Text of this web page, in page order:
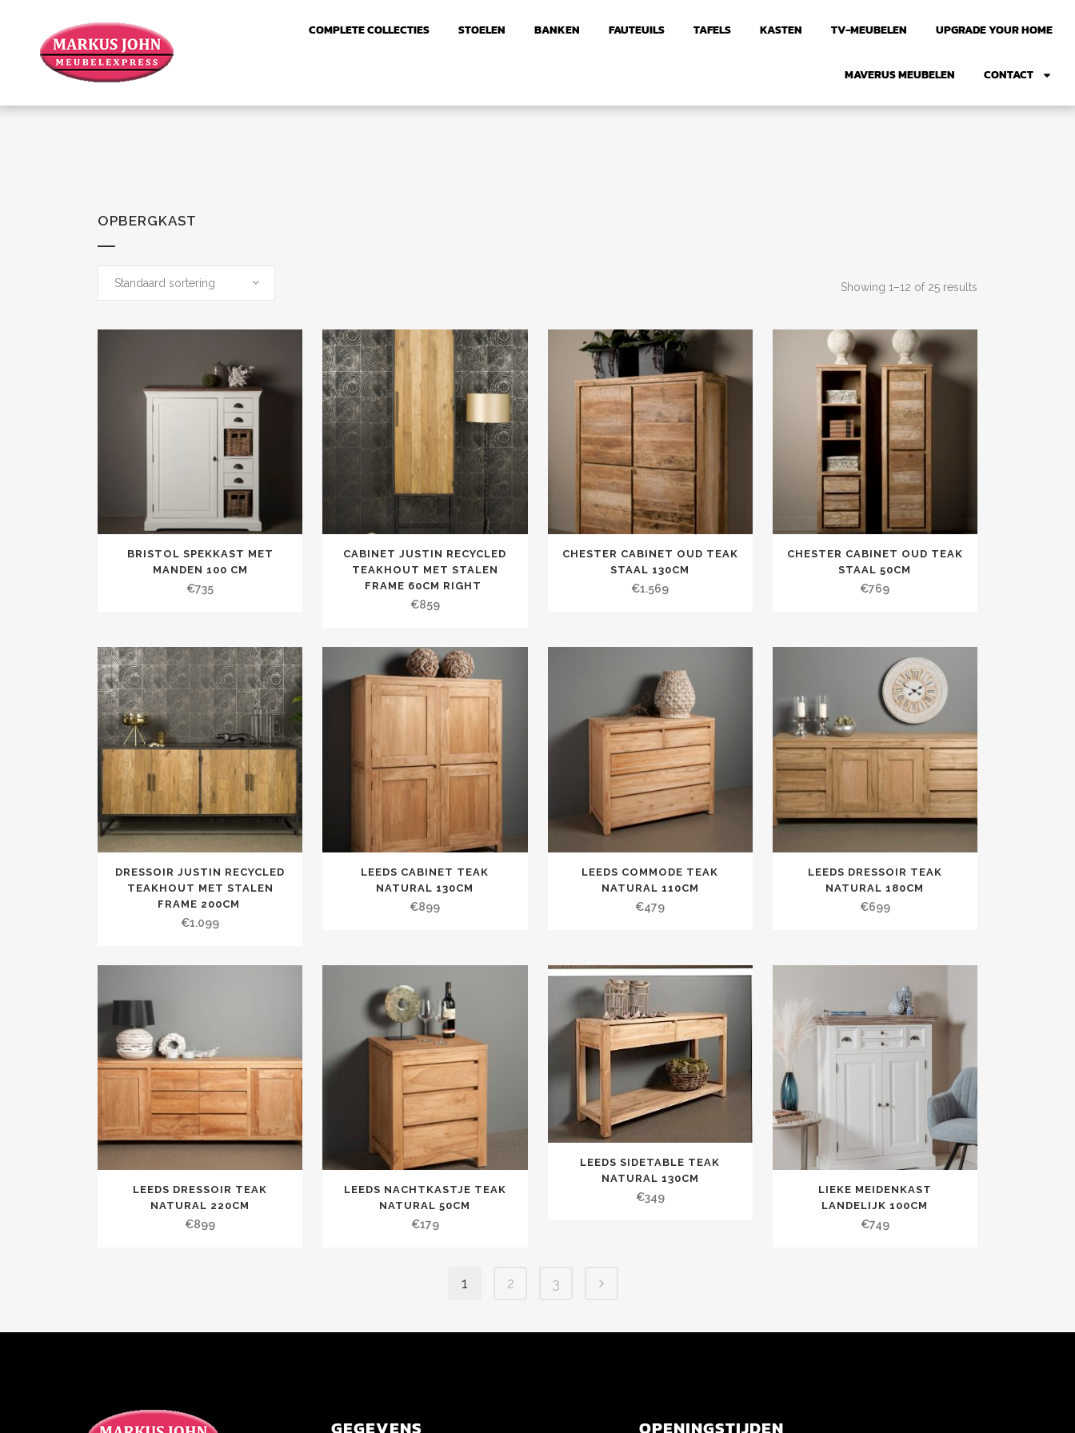
COMPLETE COLLECTIES STOELEN BANKEN FAUTEUILS TAFELS KASTEN TV-MEUBELEN UPGRADE YOUR HOME
MAVERUS MEUBELEN CONTACT
OPBERGKAST
Showing 1–12 of 25 results
Standaard sortering
BRISTOL SPEKKAST MET
MANDEN 100 CM
€735
CABINET JUSTIN RECYCLED
TEAKHOUT MET STALEN
FRAME 60CM RIGHT
€859
CHESTER CABINET OUD TEAK
STAAL 130CM
€1.569
CHESTER CABINET OUD TEAK
STAAL 50CM
€769
DRESSOIR JUSTIN RECYCLED
TEAKHOUT MET STALEN
FRAME 200CM
€1.099
LEEDS CABINET TEAK
NATURAL 130CM
€899
LEEDS COMMODE TEAK
NATURAL 110CM
€479
LEEDS DRESSOIR TEAK
NATURAL 180CM
€699
LEEDS DRESSOIR TEAK
NATURAL 220CM
€899
LEEDS NACHTKASTJE TEAK
NATURAL 50CM
€179
LEEDS SIDETABLE TEAK
NATURAL 130CM
€349
LIEKE MEIDENKAST
LANDELIJK 100CM
€749
1 2 3
GEGEVENS OPENINGSTIJDEN